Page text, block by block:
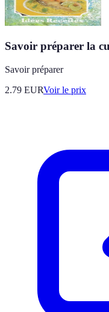
Savoir préparer la
Savoir préparer
2.79 EURVoir le prix